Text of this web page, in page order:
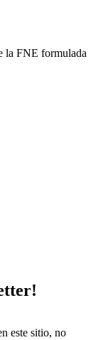
la FNE formulada
este sitio, no